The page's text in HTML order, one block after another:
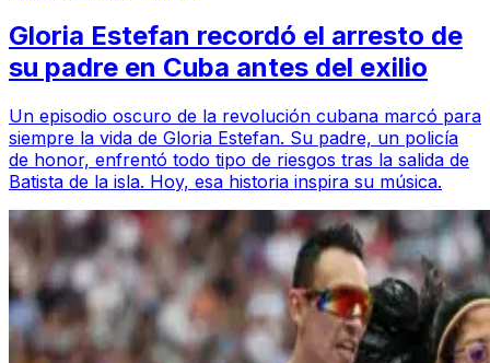
Gloria Estefan recordó el arresto de
su padre en Cuba antes del exilio
Un episodio oscuro de la revolución cubana marcó para
siempre la vida de Gloria Estefan. Su padre, un policía
de honor, enfrentó todo tipo de riesgos tras la salida de
Batista de la isla. Hoy, esa historia inspira su música.